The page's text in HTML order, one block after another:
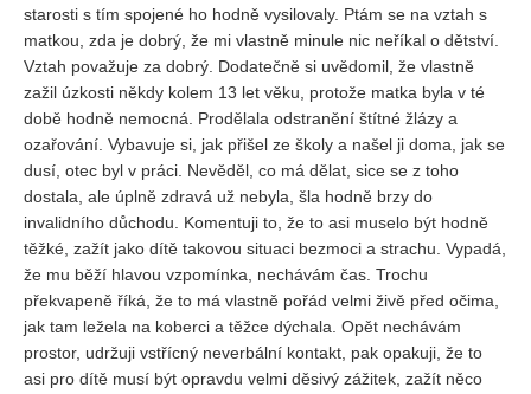
starosti s tím spojené ho hodně vysilovaly. Ptám se na vztah s
matkou, zda je dobrý, že mi vlastně minule nic neříkal o dětství.
Vztah považuje za dobrý. Dodatečně si uvědomil, že vlastně
zažil úzkosti někdy kolem 13 let věku, protože matka byla v té
době hodně nemocná. Prodělala odstranění štítné žlázy a
ozařování. Vybavuje si, jak přišel ze školy a našel ji doma, jak se
dusí, otec byl v práci. Nevěděl, co má dělat, sice se z toho
dostala, ale úplně zdravá už nebyla, šla hodně brzy do
invalidního důchodu. Komentuji to, že to asi muselo být hodně
těžké, zažít jako dítě takovou situaci bezmoci a strachu. Vypadá,
že mu běží hlavou vzpomínka, nechávám čas. Trochu
překvapeně říká, že to má vlastně pořád velmi živě před očima,
jak tam ležela na koberci a těžce dýchala. Opět nechávám
prostor, udržuji vstřícný neverbální kontakt, pak opakuji, že to
asi pro dítě musí být opravdu velmi děsivý zážitek, zažít něco